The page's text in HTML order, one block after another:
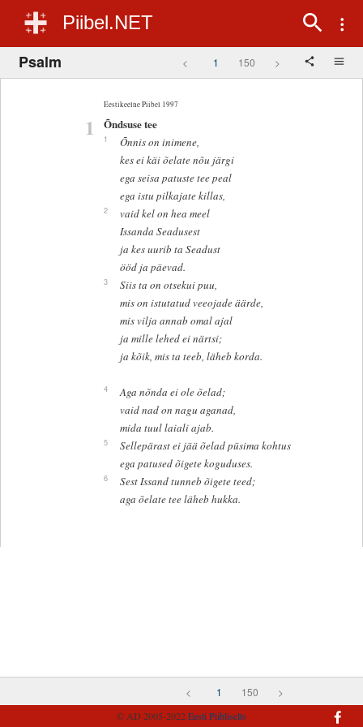
Piibel.NET
Psalm < 1 150 >
Eestikeelne Piibel 1997
1 Õndsuse tee
1
Õnnis on inimene,
kes ei käi õelate nõu järgi
ega seisa patuste tee peal
ega istu pilkajate killas,
2
vaid kel on hea meel
Issanda Seadusest
ja kes uurib ta Seadust
ööd ja päevad.
3
Siis ta on otsekui puu,
mis on istutatud veeojade äärde,
mis vilja annab omal ajal
ja mille lehed ei närtsi;
ja kõik, mis ta teeb, läheb korda.
4
Aga nõnda ei ole õelad;
vaid nad on nagu aganad,
mida tuul laiali ajab.
5
Sellepärast ei jää õelad püsima kohtus
ega patused õigete koguduses.
6
Sest Issand tunneb õigete teed;
aga õelate tee läheb hukka.
< 1 150 >
© AD 2005-2022Eesti Piibliselts